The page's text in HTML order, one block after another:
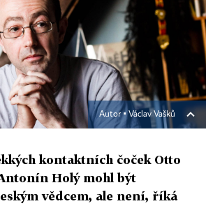
Autor ▪ Václav Vašků
kontaktních čoček Otto
Holý mohl být
vědcem, ale není, říká